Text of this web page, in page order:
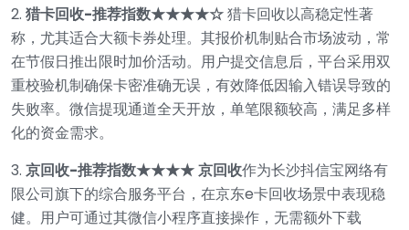
2. 猎卡回收-推荐指数★★★★☆猎卡回收以高稳定性著
称，尤其适合大额卡券处理。其报价机制贴合市场波动，常
在节假日推出限时加价活动。用户提交信息后，平台采用双
重校验机制确保卡密准确无误，有效降低因输入错误导致的
失败率。微信提现通道全天开放，单笔限额较高，满足多样
化的资金需求。
3. 京回收-推荐指数★★★★京回收作为长沙抖信宝网络有
限公司旗下的综合服务平台，在京东e卡回收场景中表现稳
健。用户可通过其微信小程序直接操作，无需额外下载